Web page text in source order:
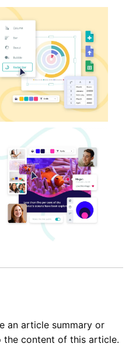
an article summary or
the content of this article.